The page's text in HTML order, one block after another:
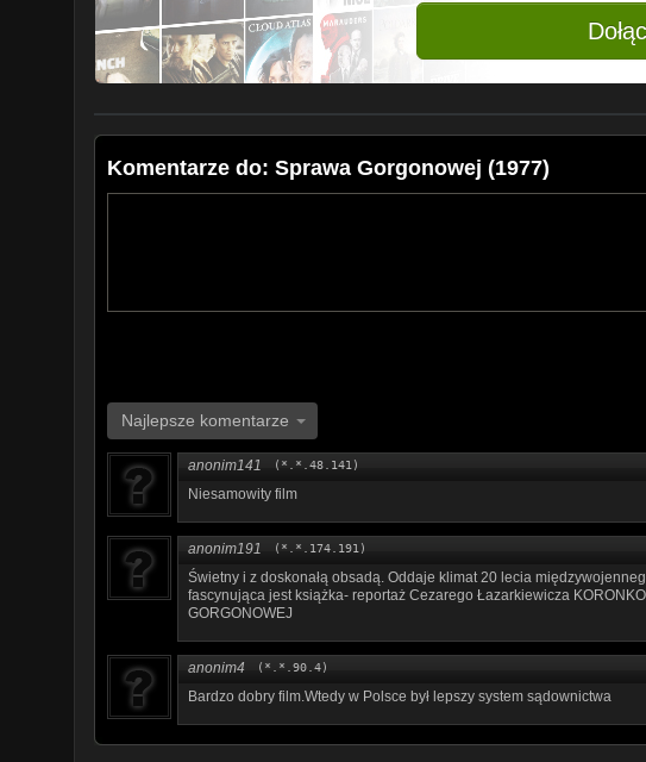
Komentarze do: Sprawa Gorgonowej (1977)
Najlepsze komentarze
anonim141 (*.*.48.141)
Niesamowity film
anonim191 (*.*.174.191)
Świetny i z doskonałą obsadą. Oddaje klimat 20 lecia
fascynująca jest książka- reportaż Cezarego Łazarkiewicza
GORGONOWEJ
anonim4 (*.*.90.4)
Bardzo dobry film.Wtedy w Polsce był lepszy system sądownictwa